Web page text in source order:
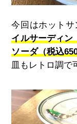
今回はホット
イルサーディン
ソーダ（税込
皿もレトロ調で